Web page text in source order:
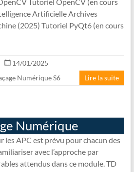
Artificielle Archives
(2025) Tutoriel PyQt6 (en cours
14/01/2025
Numérique S6 Lire la suite
Numérique
les APC est prévu pour chacun des
avec l’approche par
attendus dans ce module. TD